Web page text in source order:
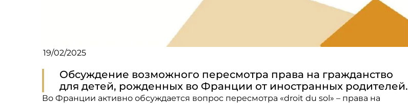
19/02/2025
Обсуждение возможного пересмотра права на гражданство
для детей, рожденных во Франции от иностранных родителей.
Во Франции активно обсуждается вопрос пересмотра «droit du sol» – права на